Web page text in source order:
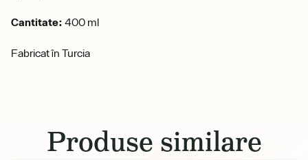
Cantitate: 400 ml
Fabricat în Turcia
Produse similare